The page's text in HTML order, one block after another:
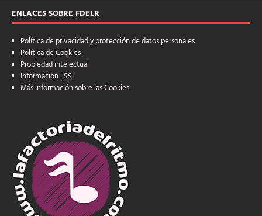
ENLACES SOBRE FDELR
Política de privacidad y protección de datos personales
Política de Cookies
Propiedad intelectual
Información LSSI
Más información sobre las Cookies